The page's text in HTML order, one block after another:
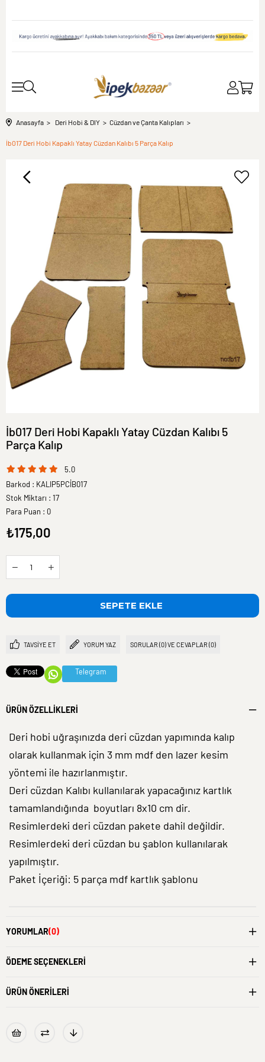
Anasayfa Deri Hobi & DIY Cüzdan ve Çanta Kalıpları
İb017 Deri Hobi Kapaklı Yatay Cüzdan Kalıbı 5 Parça Kalıp
İb017 Deri Hobi Kapaklı Yatay Cüzdan Kalıbı 5
Parça Kalıp
5.0
Barkod : KALIP5PCİB017
Stok Miktarı : 17
Para Puan : 0
₺175,00
TAVSIYE ET YORUM YAZ SORULAR (0) VE CEVAPLAR (0)
Telegram
ÜRÜN ÖZELLIKLERI
Deri hobi uğraşınızda deri cüzdan yapımında kalıp
olarak kullanmak için 3 mm mdf den lazer kesim
yöntemi ile hazırlanmıştır.
Deri cüzdan Kalıbı kullanılarak yapacağınız kartlık
tamamlandığında boyutları 8x10 cm dir.
Resimlerdeki deri cüzdan pakete dahil değildir.
Resimlerdeki deri cüzdan bu şablon kullanılarak
yapılmıştır.
Paket İçeriği: 5 parça mdf kartlık şablonu
YORUMLAR(0)
ÖDEME SEÇENEKLERI
ÜRÜN ÖNERILERI